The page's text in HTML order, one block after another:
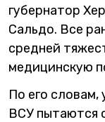
губернатор
Сальдо. Все
средней
медицинскую
По его словам,
ВСУ пытаются